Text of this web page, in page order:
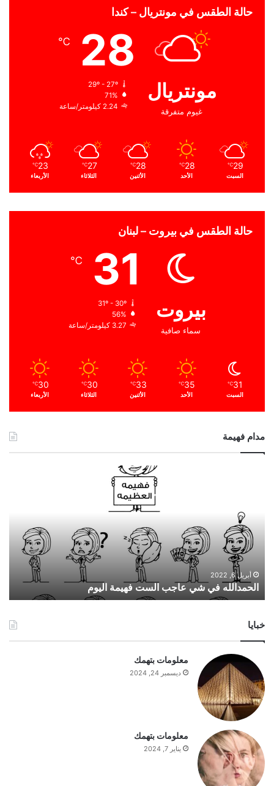
حالة الطقس في مونتريال – كندا
مونتريال
غيوم متفرقة
28
℃
29º - 27º
71%
2.24 كيلومتر/ساعة
29
℃
السبت
28
℃
الأحد
28
℃
الأثنين
27
℃
الثلاثاء
23
℃
الأربعاء
حالة الطقس في بيروت – لبنان
بيروت
سماء صافية
31
℃
31º - 30º
56%
3.27 كيلومتر/ساعة
31
℃
السبت
35
℃
الأحد
33
℃
الأثنين
30
℃
الثلاثاء
30
℃
الأربعاء
مدام فهيمة
ي
ي
ع
ب
ا
ل
ه
ي
م
أبريل 6, 2022
الحمدالله في شي عاجب الست فهيمة اليوم
خبايا
معلومات بتهمك
ديسمبر 24, 2024
معلومات بتهمك
يناير 7, 2024